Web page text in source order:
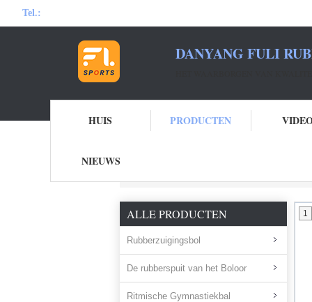
Tel.:
DANYANG FULI
HUIS PRODUCTEN
NIEUWS
ALLE PRODUCTEN
Rubberzuigingsbol
De rubberspuit van het Boloor
Ritmische Gymnastiekbal
1